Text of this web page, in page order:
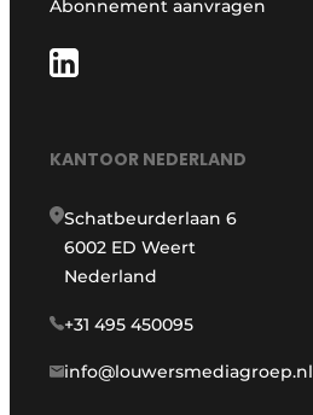
Abonnement aanvragen
KANTOOR NEDERLAND
Schatbeurderlaan 6
6002 ED Weert
Nederland
+31 495 450095
info@louwersmediagroep.nl